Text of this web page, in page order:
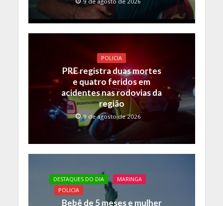
POLICIA
PRE registra duas mortes
e quatro feridos em
acidentes nas rodovias da
região
9 de agosto de 2026
DESTAQUES DO DIA
MARINGA
POLICIA
Bebê de 5 meses e mulher